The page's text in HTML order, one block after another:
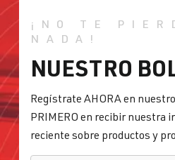
¡NO TE
NADA!
NUESTRO
Regístrate AHORA en
PRIMERO en recibir nuestra
reciente sobre productos y